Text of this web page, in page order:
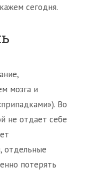
сегодня.
мозга и
Во
не отдает себе
отдельные
потерять